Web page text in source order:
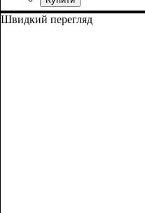
Швидкий перегляд